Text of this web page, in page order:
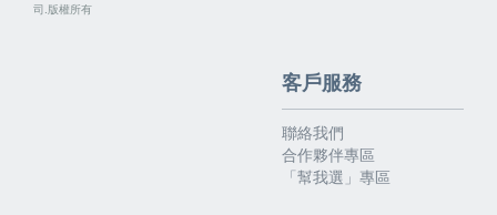
司.版權所有
客戶服務
聯絡我們
合作夥伴專區
「幫我選」專區